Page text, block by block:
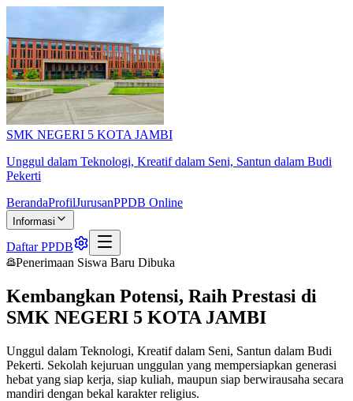
SMK NEGERI 5 KOTA JAMBI
Unggul dalam Teknologi, Kreatif dalam Seni, Santun dalam Budi
Pekerti
BerandaProfilJurusanPPDB Online
Informasi
Daftar PPDB
Penerimaan Siswa Baru Dibuka
Kembangkan Potensi, Raih Prestasi di
SMK NEGERI 5 KOTA JAMBI
Unggul dalam Teknologi, Kreatif dalam Seni, Santun dalam Budi
Pekerti. Sekolah kejuruan unggulan yang mempersiapkan generasi
hebat yang siap kerja, siap kuliah, maupun siap berwirausaha secara
mandiri dengan bekal karakter religius.